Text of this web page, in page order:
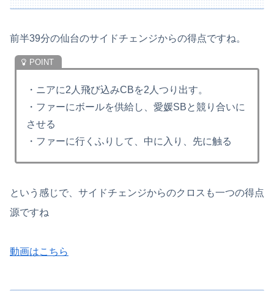
前半39分の仙台のサイドチェンジからの得点ですね。
・ニアに2人飛び込みCBを2人つり出す。
・ファーにボールを供給し、愛媛SBと競り合いに
させる
・ファーに行くふりして、中に入り、先に触る
という感じで、サイドチェンジからのクロスも一つの得点
源ですね
動画はこちら